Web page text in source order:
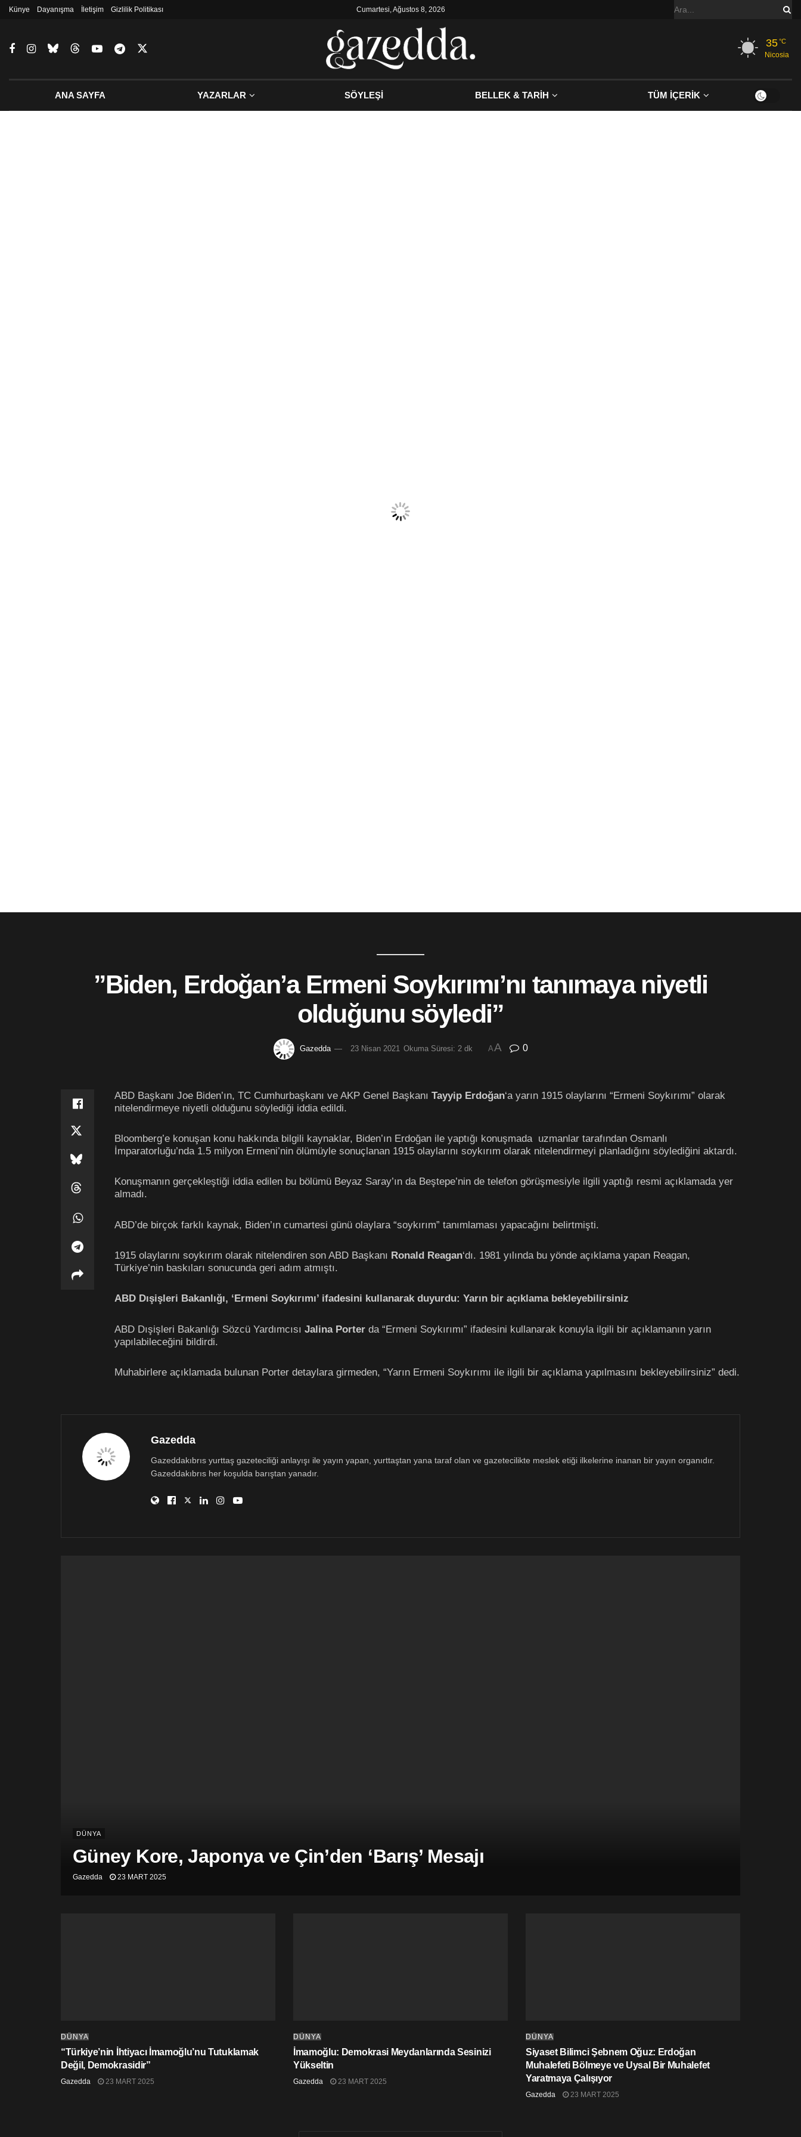
Künye Dayanışma İletişim Gizlilik Politikası Cumartesi, Ağustos 8, 2026
35°C
Nicosia
ANA SAYFA YAZARLAR SÖYLEŞİ BELLEK & TARİH TÜM İÇERİK
”Biden, Erdoğan’a Ermeni Soykırımı’nı tanımaya niyetli
olduğunu söyledi”
Gazedda 23 Nisan 2021 Okuma Süresi: 2 dk AA 0
ABD Başkanı Joe Biden’ın, TC Cumhurbaşkanı ve AKP Genel Başkanı Tayyip Erdoğan‘a yarın 1915 olaylarını “Ermeni Soykırımı” olarak
nitelendirmeye niyetli olduğunu söylediği iddia edildi.
Bloomberg’e konuşan konu hakkında bilgili kaynaklar, Biden’ın Erdoğan ile yaptığı konuşmada uzmanlar tarafından Osmanlı
İmparatorluğu’nda 1.5 milyon Ermeni’nin ölümüyle sonuçlanan 1915 olaylarını soykırım olarak nitelendirmeyi planladığını söylediğini aktardı.
Konuşmanın gerçekleştiği iddia edilen bu bölümü Beyaz Saray’ın da Beştepe’nin de telefon görüşmesiyle ilgili yaptığı resmi açıklamada yer
almadı.
ABD’de birçok farklı kaynak, Biden’ın cumartesi günü olaylara “soykırım” tanımlaması yapacağını belirtmişti.
1915 olaylarını soykırım olarak nitelendiren son ABD Başkanı Ronald Reagan‘dı. 1981 yılında bu yönde açıklama yapan Reagan,
Türkiye’nin baskıları sonucunda geri adım atmıştı.
ABD Dışişleri Bakanlığı, ‘Ermeni Soykırımı’ ifadesini kullanarak duyurdu: Yarın bir açıklama bekleyebilirsiniz
ABD Dışişleri Bakanlığı Sözcü Yardımcısı Jalina Porter da “Ermeni Soykırımı” ifadesini kullanarak konuyla ilgili bir açıklamanın yarın
yapılabileceğini bildirdi.
Muhabirlere açıklamada bulunan Porter detaylara girmeden, “Yarın Ermeni Soykırımı ile ilgili bir açıklama yapılmasını bekleyebilirsiniz” dedi.
Gazedda
Gazeddakıbrıs yurttaş gazeteciliği anlayışı ile yayın yapan, yurttaştan yana taraf olan ve gazetecilikte meslek etiği ilkelerine inanan bir yayın organıdır.
Gazeddakıbrıs her koşulda barıştan yanadır.
DÜNYA
Güney Kore, Japonya ve Çin’den ‘Barış’ Mesajı
Gazedda 23 MART 2025
DÜNYA
“Türkiye’nin İhtiyacı İmamoğlu’nu Tutuklamak
Değil, Demokrasidir”
Gazedda 23 MART 2025
DÜNYA
İmamoğlu: Demokrasi Meydanlarında Sesinizi
Yükseltin
Gazedda 23 MART 2025
DÜNYA
Siyaset Bilimci Şebnem Oğuz: Erdoğan
Muhalefeti Bölmeye ve Uysal Bir Muhalefet
Yaratmaya Çalışıyor
Gazedda 23 MART 2025